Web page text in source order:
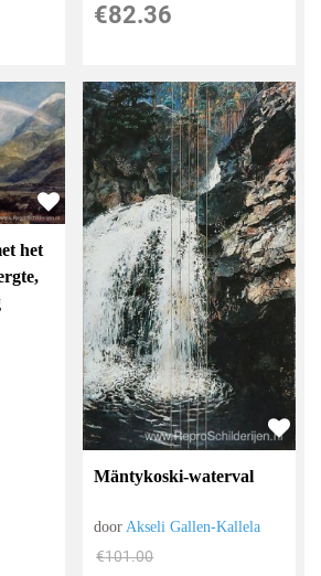
€82.36
het
Mäntykoski-waterval
doorAkseli Gallen-Kallela
€101.00